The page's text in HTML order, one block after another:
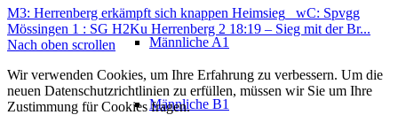
Männliche A1
Männliche B1
M3: Herrenberg erkämpft sich knappen Heimsieg
wC: Spvgg
Mössingen 1 : SG H2Ku Herrenberg 2 18:19 – Sieg mit der Br...
Nach oben scrollen
Wir verwenden Cookies, um Ihre Erfahrung zu verbessern. Um die
neuen Datenschutzrichtlinien zu erfüllen, müssen wir Sie um Ihre
Zustimmung für Cookies fragen.